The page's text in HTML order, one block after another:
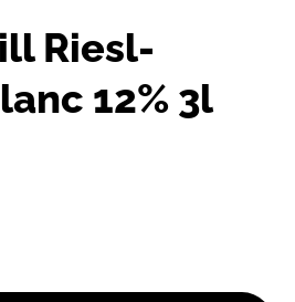
Riesl-
12% 3l